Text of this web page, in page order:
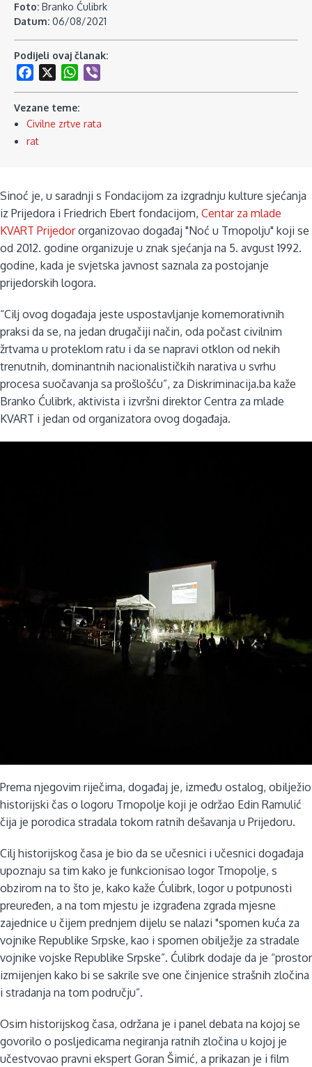
Foto: Branko Ćulibrk
Datum: 06/08/2021
Podijeli ovaj članak:
Facebook
WhatsApp
Vezane teme:
Civilne zrtve rata
rat
Sinoć je, u saradnji s Fondacijom za izgradnju kulture sjećanja
iz Prijedora i Friedrich Ebert fondacijom, Centar za mlade
KVART Prijedororganizovao događaj "Noć u Trnopolju" koji se
od 2012. godine organizuje u znak sjećanja na 5. avgust 1992.
godine, kada je svjetska javnost saznala za postojanje
prijedorskih logora.
“Cilj ovog događaja jeste uspostavljanje komemorativnih
praksi da se, na jedan drugačiji način, oda počast civilnim
žrtvama u proteklom ratu i da se napravi otklon od nekih
trenutnih, dominantnih nacionalističkih narativa u svrhu
procesa suočavanja sa prošlošću”, za Diskriminacija.ba kaže
Branko Ćulibrk, aktivista i izvršni direktor Centra za mlade
KVART i jedan od organizatora ovog događaja.
Prema njegovim riječima, događaj je, između ostalog, obilježio
historijski čas o logoru Trnopolje koji je održao Edin Ramulić
čija je porodica stradala tokom ratnih dešavanja u Prijedoru.
Cilj historijskog časa je bio da se učesnici i učesnici događaja
upoznaju sa tim kako je funkcionisao logor Trnopolje, s
obzirom na to što je, kako kaže Ćulibrk, logor u potpunosti
preuređen, a na tom mjestu je izgrađena zgrada mjesne
zajednice u čijem prednjem dijelu se nalazi "spomen kuća za
vojnike Republike Srpske, kao i spomen obilježje za stradale
vojnike vojske Republike Srpske”. Ćulibrk dodaje da je “prostor
izmijenjen kako bi se sakrile sve one činjenice strašnih zločina
i stradanja na tom području”.
Osim historijskog časa, održana je i panel debata na kojoj se
govorilo o posljedicama negiranja ratnih zločina u kojoj je
učestvovao pravni ekspert Goran Šimić, a prikazan je i film